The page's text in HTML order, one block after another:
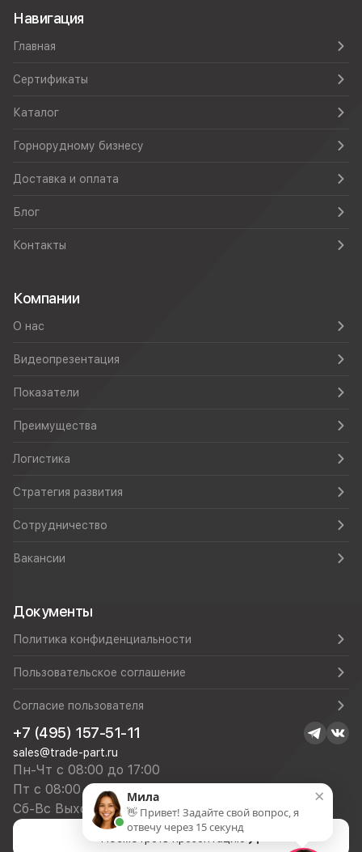
Навигация
Главная
Сертификаты
Каталог
Горнорудному бизнесу
Доставка и оплата
Блог
Контакты
Компании
О нас
Видеопрезентация
Показатели
Преимущества
Логистика
Стратегия развития
Сотрудничество
Вакансии
Документы
Политика конфиденциальности
Пользовательское соглашение
Согласие пользователя
+7 (495) 157-51-11
sales@trade-part.ru
Пн-Чт с 08:00 до 17:00
Пт с 08:00 до 16:00
Сб-Вс Выходной
×
Мила
👋 Привет! Задайте свой вопрос, я
отвечу через 15 секунд